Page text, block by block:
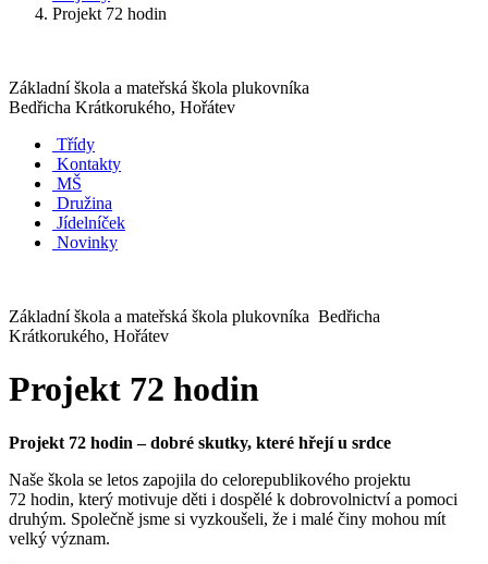
Projekt 72 hodin
Základní škola a mateřská škola plukovníka
Bedřicha Krátkorukého, Hořátev
Třídy
Kontakty
MŠ
Družina
Jídelníček
Novinky
Základní škola a mateřská škola plukovníka Bedřicha
Krátkorukého, Hořátev
Projekt 72 hodin
Projekt 72 hodin – dobré skutky, které hřejí u srdce
Naše škola se letos zapojila do celorepublikového projektu
72 hodin, který motivuje děti i dospělé k dobrovolnictví a pomoci
druhým. Společně jsme si vyzkoušeli, že i malé činy mohou mít
velký význam.